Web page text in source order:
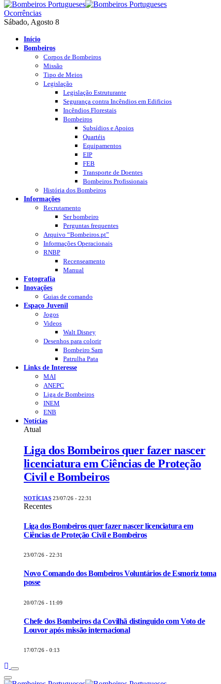
Ocorrências
Sábado, Agosto 8
Início
Bombeiros
Corpos de Bombeiros
Missão
Tipo de Meios
Legislação
Legislação Estruturante
Segurança contra Incêndios em Edificios
Incêndios Florestais
Bombeiros
Subsídios e Apoios
Quartéis
Equipamentos
EIP
FEB
Transporte de Doentes
Bombeiros Profissionais
História dos Bombeiros
Informações
Recrutamento
Ser bombeiro
Perguntas frequentes
Arquivo “Bombeiros.pt”
Informações Operacionais
RNBP
Recenseamento
Manual
Fotografia
Inovações
Guias de comando
Espaço Juvenil
Jogos
Videos
Walt Disney
Desenhos para colorir
Bombeiro Sam
Patrulha Pata
Links de Interesse
MAI
ANEPC
Liga de Bombeiros
INEM
ENB
Notícias
Atual
Liga dos Bombeiros quer fazer nascer
licenciatura em Ciências de Proteção
Civil e Bombeiros
NOTÍCIAS 23/07/26 - 22:31
Recentes
Liga dos Bombeiros quer fazer nascer licenciatura em
Ciências de Proteção Civil e Bombeiros
23/07/26 - 22:31
Novo Comando dos Bombeiros Voluntários de Esmoriz toma
posse
20/07/26 - 11:09
Chefe dos Bombeiros da Covilhã distinguido com Voto de
Louvor após missão internacional
17/07/26 - 0:13